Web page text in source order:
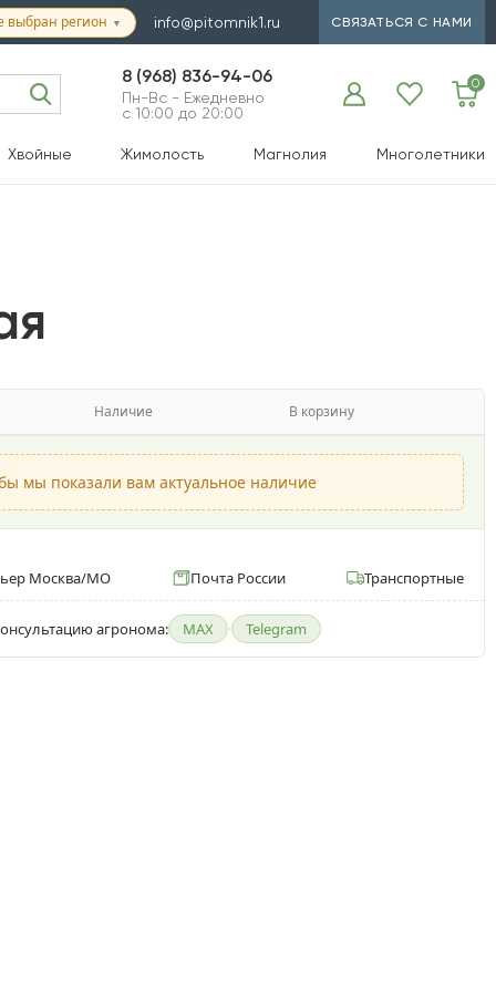
выбран регион ▼ info@pitomnik1.ru СВЯЗАТЬСЯ С НАМИ
8 (968) 836-94-06
Пн-Вс - Ежедневно
с 10:00 до 20:00
0
Хвойные Жимолость Магнолия Многолетники
Наличие В корзину
мы показали вам актуальное наличие
Москва/МО Почта России Транспортные
агронома: MAX · Telegram